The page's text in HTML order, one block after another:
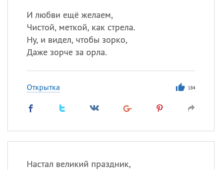
И любви ещё желаем,
Чистой, меткой, как стрела.
Ну, и видел, чтобы зорко,
Даже зорче за орла.
Открытка 184
Настал великий праздник,